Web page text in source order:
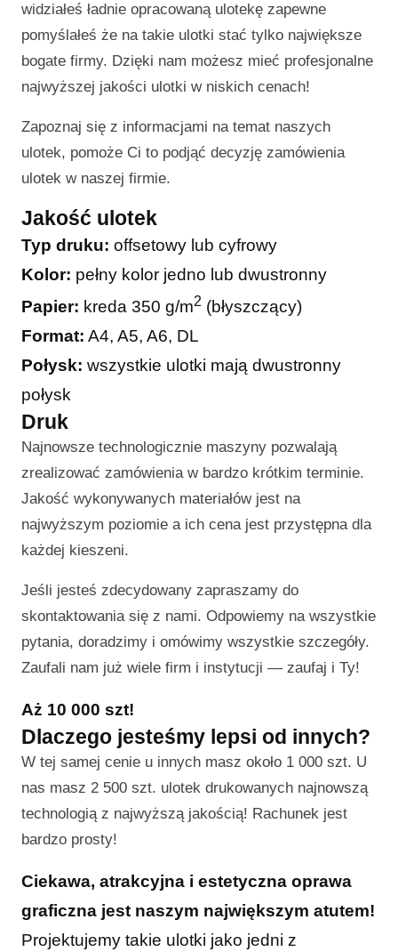
widziałeś ładnie opracowaną ulotekę zapewne
pomyślałeś że na takie ulotki stać tylko największe
bogate firmy. Dzięki nam możesz mieć profesjonalne
najwyższej jakości ulotki w niskich cenach!
Zapoznaj się z informacjami na temat naszych
ulotek, pomoże Ci to podjąć decyzję zamówienia
ulotek w naszej firmie.
Jakość ulotek
Typ druku: offsetowy lub cyfrowy
Kolor: pełny kolor jedno lub dwustronny
Papier: kreda 350 g/m2 (błyszczący)
Format: A4, A5, A6, DL
Połysk: wszystkie ulotki mają dwustronny
połysk
Druk
Najnowsze technologicznie maszyny pozwalają
zrealizować zamówienia w bardzo krótkim terminie.
Jakość wykonywanych materiałów jest na
najwyższym poziomie a ich cena jest przystępna dla
każdej kieszeni.
Jeśli jesteś zdecydowany zapraszamy do
skontaktowania się z nami. Odpowiemy na wszystkie
pytania, doradzimy i omówimy wszystkie szczegóły.
Zaufali nam już wiele firm i instytucji — zaufaj i Ty!
Aż 10 000 szt!
Dlaczego jesteśmy lepsi od innych?
W tej samej cenie u innych masz około 1 000 szt. U
nas masz 2 500 szt. ulotek drukowanych najnowszą
technologią z najwyższą jakością! Rachunek jest
bardzo prosty!
Ciekawa, atrakcyjna i estetyczna oprawa
graficzna jest naszym największym atutem!
Projektujemy takie ulotki jako jedni z